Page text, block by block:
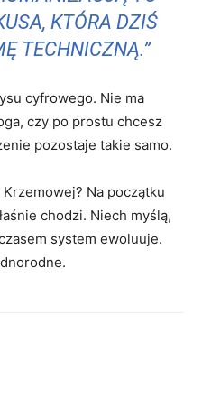
KTÓRA DZIŚ
TECHNICZNĄ.”
cyfrowego. Nie ma
czy po prostu chcesz
pozostaje takie samo.
Na początku
chodzi. Niech myślą,
system ewoluuje.